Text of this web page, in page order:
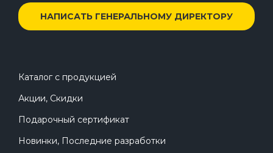
НАПИСАТЬ ГЕНЕРАЛЬНОМУ ДИРЕКТОРУ
Каталог с продукцией
Акции, Скидки
Подарочный сертификат
Новинки, Последние разработки